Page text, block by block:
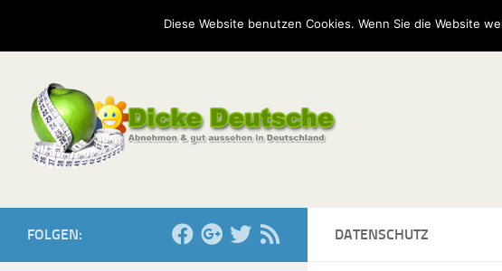
Kontakt Serien Umfragen
DATENSCHUTZ
FOLGEN:
Diese Website benutzen Cookies. Wenn Sie die Website